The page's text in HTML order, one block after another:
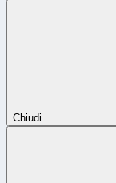
Chiudi